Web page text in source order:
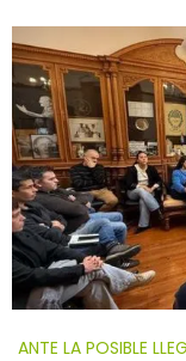
ANTE LA POSIBLE